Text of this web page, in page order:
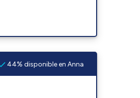
44% disponible en Anna